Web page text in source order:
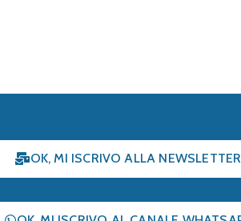
OK, MI ISCRIVO ALLA